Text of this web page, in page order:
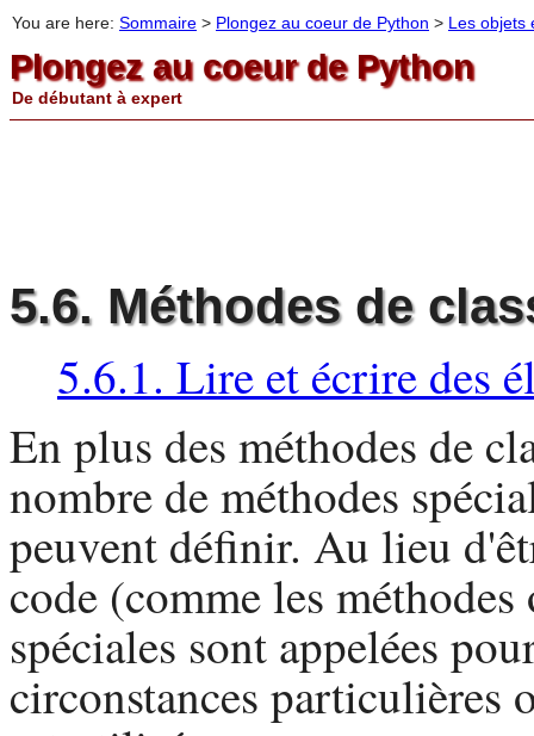
You are here: Sommaire > Plongez au coeur de Python > Les objets
Plongez au coeur de Python
De débutant à expert
5.6. Méthodes de
5.6.1. Lire et écrire des
En plus des méthodes de
nombre de méthodes
peuvent définir. Au lieu
code (comme les
spéciales sont appelées
circonstances particulières